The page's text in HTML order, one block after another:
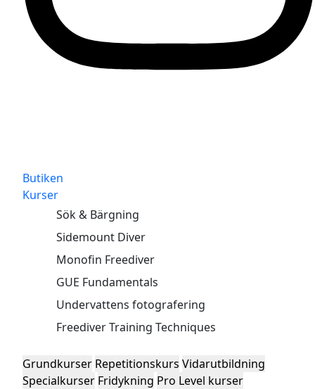
Butiken
Kurser
Sök & Bärgning
Sidemount Diver
Monofin Freediver
GUE Fundamentals
Undervattens fotografering
Freediver Training Techniques
Grundkurser Repetitionskurs Vidarutbildning
Specialkurser Fridykning Pro Level kurser